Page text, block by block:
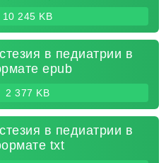
10 245 KB
в педиатрии в
epub
2 377 KB
в педиатрии в
txt